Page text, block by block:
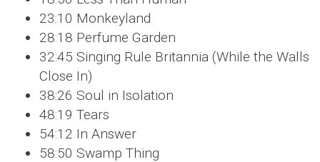
23:10 Monkeyland
28:18 Perfume Garden
32:45 Singing Rule Britannia (While the Walls
Close In)
38:26 Soul in Isolation
48:19 Tears
54:12 In Answer
58:50 Swamp Thing